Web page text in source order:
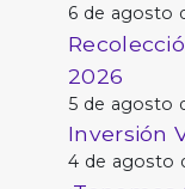
6 de agosto
2026
5 de agosto
Inversión
4 de agosto